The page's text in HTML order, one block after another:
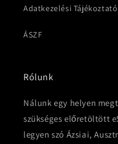
Adatkezelési Tájékoztató
ÁSZF
Rólunk
Nálunk egy helyen
szükséges előretöltött
legyen szó Ázsiai,